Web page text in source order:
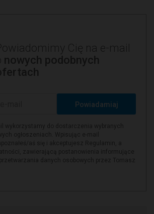
Powiadamiaj